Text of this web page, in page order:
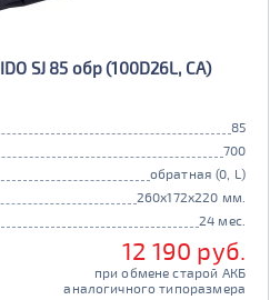
SJ 85 обр (100D26L, CA)
85
700
обратная (0, L)
260x172x220 мм.
24 мес.
12 190 руб.
при обмене старой АКБ
аналогичного типоразмера